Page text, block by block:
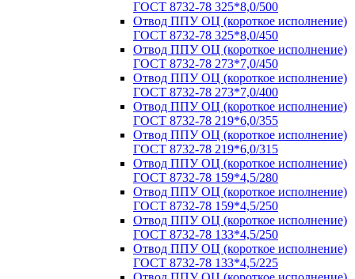
ГОСТ 8732-78 325*8,0/500
Отвод ППУ ОЦ (короткое исполнение)
ГОСТ 8732-78 325*8,0/450
Отвод ППУ ОЦ (короткое исполнение)
ГОСТ 8732-78 273*7,0/450
Отвод ППУ ОЦ (короткое исполнение)
ГОСТ 8732-78 273*7,0/400
Отвод ППУ ОЦ (короткое исполнение)
ГОСТ 8732-78 219*6,0/355
Отвод ППУ ОЦ (короткое исполнение)
ГОСТ 8732-78 219*6,0/315
Отвод ППУ ОЦ (короткое исполнение)
ГОСТ 8732-78 159*4,5/280
Отвод ППУ ОЦ (короткое исполнение)
ГОСТ 8732-78 159*4,5/250
Отвод ППУ ОЦ (короткое исполнение)
ГОСТ 8732-78 133*4,5/250
Отвод ППУ ОЦ (короткое исполнение)
ГОСТ 8732-78 133*4,5/225